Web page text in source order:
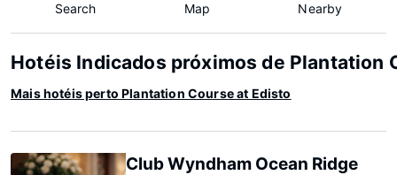
Search Map Nearby
Hotéis Indicados próximos de Plantation
Mais hotéis perto Plantation Course at Edisto
Club Wyndham Ocean Ridge